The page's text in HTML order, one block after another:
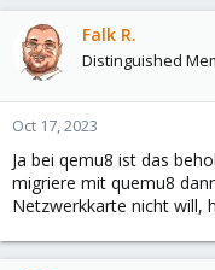
Falk R.
Distinguished
Oct 17, 2023
Ja bei qemu8 ist das
migriere mit quemu8
Netzwerkkarte nicht will,